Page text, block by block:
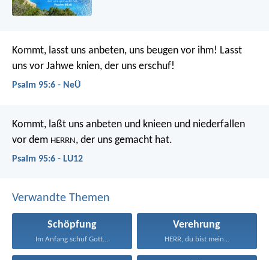
Kommt, lasst uns anbeten, uns beugen vor ihm! Lasst
uns vor Jahwe knien, der uns erschuf!
Psalm 95:6 - NeÜ
Kommt, laßt uns anbeten und knieen und niederfallen
vor dem HERRN, der uns gemacht hat.
Psalm 95:6 - LU12
Verwandte Themen
Schöpfung
Im Anfang schuf Gott...
Verehrung
HERR, du bist mein...